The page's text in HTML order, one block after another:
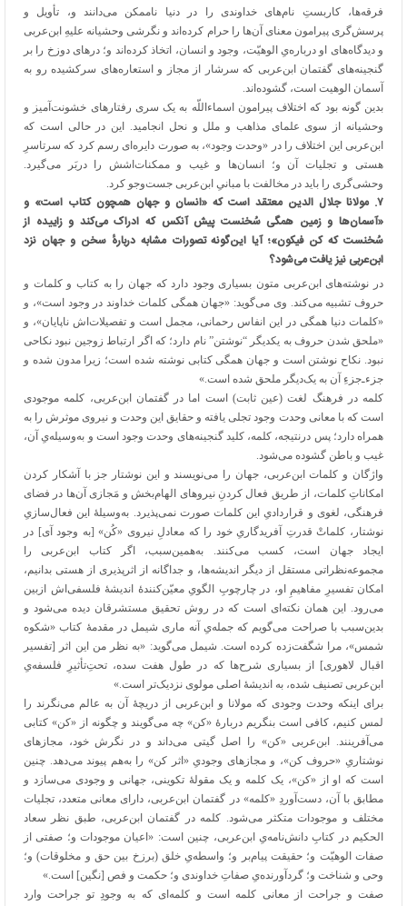
فرقه‌ها، کاربستِ نام‌های خداوندی را در دنیا ناممکن می‌دانند و، تأویل و
پرسش‌گری پیرامون معنای آن‌ها را حرام کرده‌اند و نگرشی وحشیانه علیهِ ابن‌عربی
و دیدگاه‌های او درباره‌یِ الوهیّت، وجود و انسان، اتخاذ کرده‌اند و؛ درهای دوزخ را بر
گنجینه‌های گفتمان ابن‌عربی که سرشار از مجاز و استعاره‌های سرکشیده رو به
آسمان الوهیت است، گشوده‌اند.
بدین گونه بود که اختلاف پیرامون اسماءاللّه به یک سری رفتارهای خشونت‌آمیز و
وحشیانه از سوی علمای مذاهب و ملل و نحل انجامید. این در حالی است که
ابن‌عربی این اختلاف را در «وحدت وجود»، به صورت دایره‌ای رسم کرد که سرتاسرِ
هستی و تجلیات آن و؛ انسان‌ها و غیب و ممکنات‌اشش را دربَر می‌گیرد.
وحشی‌گری را باید در مخالفت با مبانیِ ابن‌عربی جست‌وجو کرد.
۷.مولانا جلال الدین معتقد است که «انسان و جهان همچون کتاب است» و
«آسمان‌ها و زمین همگی سُخنست پیش آنکس که ادراک می‌کند و زاییده از
سُخنست که کن فیکون»؛ آیا این‌گونه تصورات مشابه دربارهٔ سخن و جهان نزد
ابن‌عربی نیز یافت می‌شود؟
در نوشته‌های ابن‌عربی متون بسیاری وجود دارد که جهان را به کتاب و کلمات و
حروف تشبیه می‌کند. وی می‌گوید: «جهان همگی کلمات خداوند در وجود است»، و
«کلمات دنیا همگی در این انفاس رحمانی، مجمل است و تفصیلات‌اش ناپایان»، و
«ملحق شدن حروف به یکدیگر “نوشتن” نام دارد؛ که اگر ارتباط زوجین نبود نکاحی
نبود. نکاح نوشتن است و جهان همگی کتابی نوشته شده است؛ زیرا مدون شده و
جزءـ‌جزءِ آن به یک‌دیگر ملحق شده است.»
کلمه در فرهنگ لغت (عین ثابت) است اما در گفتمان ابن‌عربی، کلمه موجودی
است که با معانی وحدت وجود تجلی یافته و حقایق این وحدت و نیروی موثرش را به
همراه دارد؛ پس درنتیجه، کلمه، کلید گنجینه‌های وحدت وجود است و به‌وسیله‌یِ آن،
غیب و باطن گشوده می‌شود.
واژگان و کلمات ابن‌عربی، جهان را می‌نویسند و این نوشتار جز با آشکار کردن
امکاناتِ کلمات، از طریق فعال کردنِ نیروهای الهام‌بخش و مَجازی آن‌ها در فضای
فرهنگی، لغوی و قراردادیِ این کلمات صورت نمی‌پذیرد. به‌وسیلهٔ این فعال‌سازیِ
نوشتار، کلماتْ قدرتِ آفریدگاریِ خود را که معادلِ نیروی «کُن» [به وجود آی] در
ایجاد جهان است، کسب می‌کنند. به‌همین‌سبب، اگر کتاب ابن‌عربی را
مجموعه‌نظراتی مستقل از دیگر اندیشه‌ها، و جداگانه از اثرپذیری از هستی بدانیم،
امکان تفسیرِ مفاهیمِ او، در چارچوبِ الگویِ معیّن‌کنندهٔ اندیشهٔ فلسفی‌اش ازبین
می‌رود. این همان نکته‌ای است که در روش تحقیق مستشرقان دیده می‌شود و
بدین‌سبب با صراحت می‌گویم که جمله‌یِ آنه ماری شیمل در مقدمهٔ کتاب «شکوه
شمس»، مرا شگفت‌زده کرده است. شیمل می‌گوید: «به نظر من این اثر [تفسیر
اقبال لاهوری] از بسیاری شرح‌ها که در طول هفت سده، تحتِ‌تأثیرِ فلسفه‌یِ
ابن‌عربی تصنیف شده، به اندیشهٔ اصلی مولوی نزدیک‌تر است.»
برای اینکه وحدت وجودی که مولانا و ابن‌عربی از دریچهٔ آن به عالم می‌نگرند را
لمس کنیم،‌ کافی است بنگریم دربارهٔ «کن» چه می‌گویند و چگونه از «کن» کتابی
می‌آفرینند. ابن‌عربی «کن» را اصل گیتی می‌داند و در نگرش خود، مجازهای
نوشتاریِ «حروف کن»، و مجازهای وجودیِ «اثر کن» را به‌هم پیوند می‌دهد. چنین
است که او از «کن»، یک کلمه و یک مقولهٔ تکوینی، جهانی و وجودی می‌سازد و
مطابق با آن، دست‌آوردِ «کلمه» در گفتمان ابن‌عربی، دارای معانی متعدد، تجلیات
مختلف و موجودات متکثر می‌شود. کلمه در گفتمان ابن‌عربی، طبق نظر سعاد
الحکیم در کتابِ دانش‌نامه‌یِ ابن‌عربی، چنین است: «اعیان موجودات و؛ صفتی از
صفات الوهیّت و؛ حقیقت پیام‌بر و؛ واسطه‌یِ خلق (برزخ بین حق و مخلوقات) و؛
وحی و شناخت و؛ گردآورنده‌یِ صفاتِ خداوندی و؛ حکمت و فص [نگین] است.»
صفت و جراحت از معانی کلمه است و کلمه‌ای که به وجودِ تو جراحت وارد